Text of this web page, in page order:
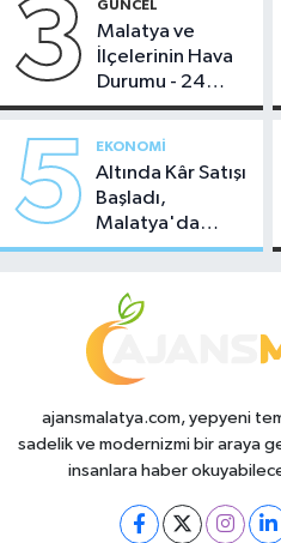
3 GÜNCEL
Malatya ve
İlçelerinin Hava
Durumu - 24
Temmuz 2026
5 EKONOMI
Altında Kâr Satışı
Başladı,
Malatya'da
Makas Ne
ajansmalatya.com, yepyeni
sadelik ve modernizmi bir araya
insanlara haber